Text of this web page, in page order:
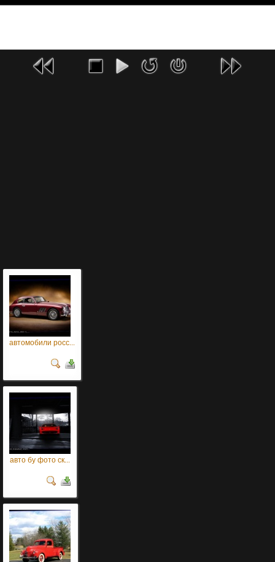
красивые авто фото картинки скачатькрасивые авто фото картинки скачать
бесплатномодели машин фото скачатьмодели машин фото скачать бесплатнолегковые
красивые автомобили скачатьлегковые красивые автомобили фото скачатьлегковые
автомобили росс...
авто бу фото ск...